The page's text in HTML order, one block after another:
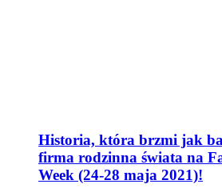
Historia, która brzmi jak
firma rodzinna świata na
Week (24-28 maja 2021)!